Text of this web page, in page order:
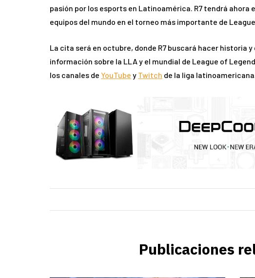
pasión por los esports en Latinoamérica. R7 tendrá
equipos del mundo en el torneo más importante de
La cita será en octubre, donde R7 buscará hacer historia
información sobre la LLA y el mundial de League of
los canales de YouTube y Twitch de la liga
Publicaciones